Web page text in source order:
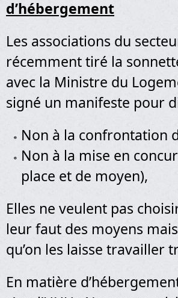
d’hébergement
Les associations du
récemment tiré la
avec la Ministre du
signé un manifeste pour
Non à la confrontation
Non à la mise en
place et de moyen),
Elles ne veulent pas
leur faut des moyens
qu’on les laisse travailler
En matière